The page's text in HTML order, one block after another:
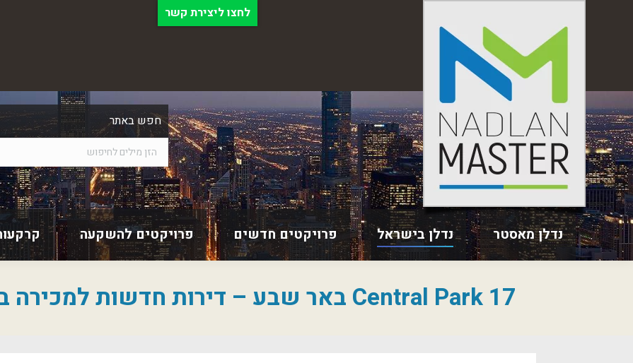
חפש באתר
נדלן מאסטר נדלן בישראל פרויקטים חדשים פרויקטים להשקעה
Central Park 17 באר שבע – דירות חדשות למכירה בב"ש במיקום מבוקש
לחצו ליצירת קשר